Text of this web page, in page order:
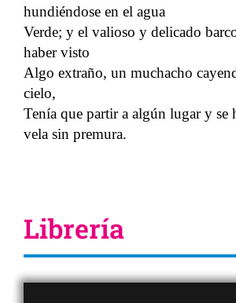
hundiéndose en el agua
Verde; y el valioso y delicado
haber visto
Algo extraño, un muchacho
cielo,
Tenía que partir a algún lugar y se
vela sin premura.
Librería